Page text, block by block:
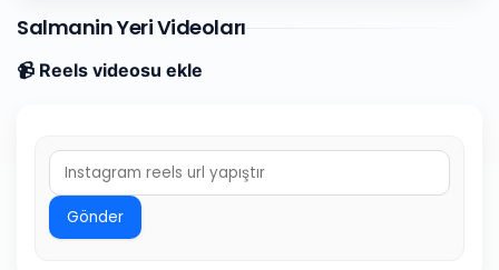
Salmanin Yeri Videoları
📹 Reels videosu ekle
Gönder